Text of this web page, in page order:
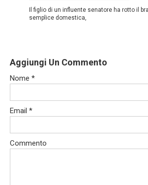
Il figlio di un influente senatore ha rotto il
semplice domestica,
Aggiungi Un Commento
Nome *
Email *
Commento